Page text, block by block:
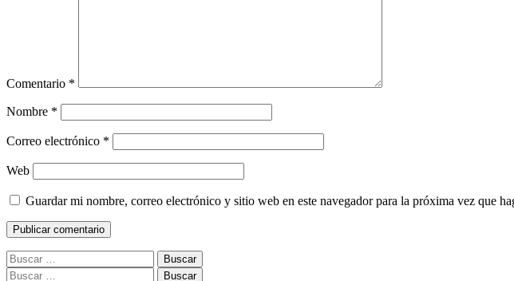
Comentario *
Nombre *
Correo electrónico *
Web
Guardar mi nombre, correo electrónico y sitio web en este navegador para la próxima vez que
Buscar:
Buscar: